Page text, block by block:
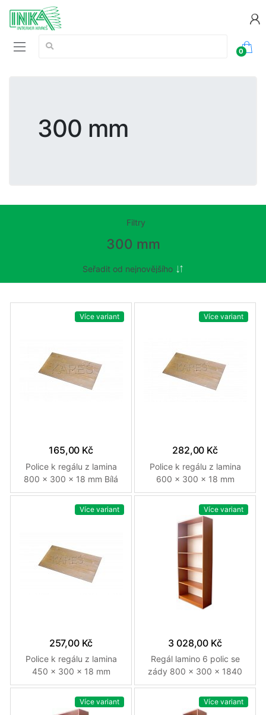
Vyhledávání:
0
300 mm
Filtry
300 mm
Více variant
165,00 Kč
Police k regálu z lamina
800 x 300 x 18 mm Bílá
Více variant
282,00 Kč
Police k regálu z lamina
600 x 300 x 18 mm
Třešeň
Více variant
257,00 Kč
Police k regálu z lamina
450 x 300 x 18 mm
Třešeň
Více variant
3 028,00 Kč
Regál lamino 6 polic se
zády 800 x 300 x 1840
mm Třešeň
Více variant Více variant